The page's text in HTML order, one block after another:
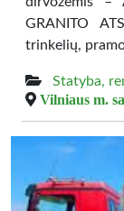
GRANITO
trinkelių,
Statyba,
Vilniaus m.